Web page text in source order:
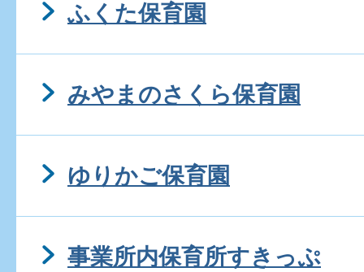
ふくた保育園
みやまのさくら保育園
ゆりかご保育園
事業所内保育所すきっぷ